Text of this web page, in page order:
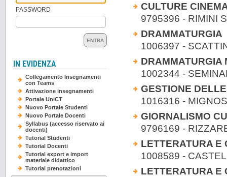
CULTURE
9795396 - RIMINI
DRAMMATURGIA
1006397 -
DRAMMATURGIA
1002344 -
GESTIONE
1016316 -
GIORNALISMO
9796169 -
LETTERATURA E
1008589 -
LETTERATURA E
PASSWORD
ENTRA
IN EVIDENZA
Collegamento Insegnamenti
con Teams
Attivazione insegnamenti
Portale UniCT
Nuovo Portale Studenti
Nuovo Portale Docenti
Syllabus (accesso riservato ai
docenti)
Tutorial Studenti
Tutorial Docenti
Tutorial export e import
materiale didattico
Tutorial prenotazioni